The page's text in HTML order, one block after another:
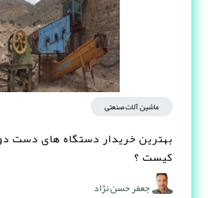
ماشین آلات صنعتی
بهترین خریدار دستگاه های دست
کیست ؟
جعفر حسن نژاد